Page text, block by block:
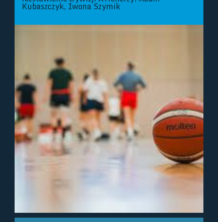
Kubaszczyk, Iwona Szymik